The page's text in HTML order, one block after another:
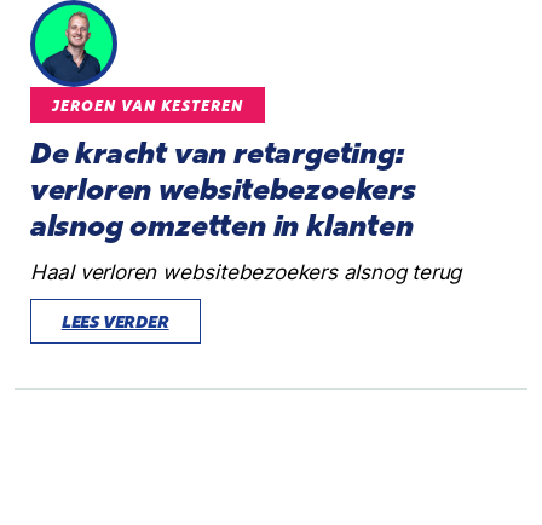
JEROEN VAN KESTEREN
De kracht van retargeting:
verloren websitebezoekers
alsnog omzetten in klanten
Haal verloren websitebezoekers alsnog terug
LEES VERDER